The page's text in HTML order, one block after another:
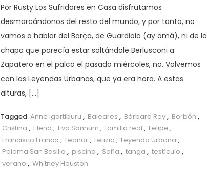
Por Rusty Los Sufridores en Casa disfrutamos
desmarcándonos del resto del mundo, y por tanto, no
vamos a hablar del Barça, de Guardiola (ay omá), ni de la
chapa que parecía estar soltándole Berlusconi a
Zapatero en el palco el pasado miércoles, no. Volvemos
con las Leyendas Urbanas, que ya era hora. A estas
alturas, […]
Tagged Anne Igartiburu , Baleares , Bárbara Rey, Borbón ,
Cristina , Elena , Eva Sannum , familia real , Felipe ,
Francisco Franco , Leonor, Letizia , Leyenda Urbana ,
Paloma San Basilio , piscina , Sofía , tanga , testículo ,
verano , Whitney Houston